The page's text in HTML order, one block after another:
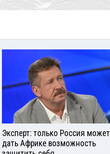
Эксперт: только Россия может
дать Африке возможность